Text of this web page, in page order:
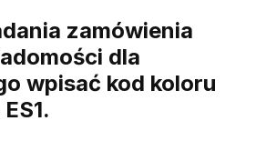
zamówienia
dla
wpisać kod koloru